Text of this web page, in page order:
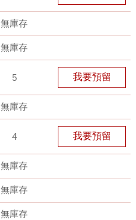
無庫存
無庫存
5 我要預留
無庫存
4 我要預留
無庫存
無庫存
無庫存